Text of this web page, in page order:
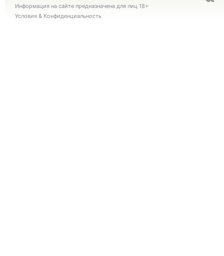
Информация на сайте предназначена для лиц 18+
Условия & Конфиденциальность